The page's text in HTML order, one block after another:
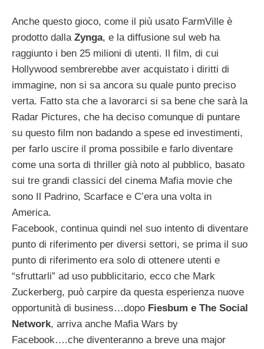
Anche questo gioco, come il più usato FarmVille è
prodotto dalla Zynga, e la diffusione sul web ha
raggiunto i ben 25 milioni di utenti. Il film, di cui
Hollywood sembrerebbe aver acquistato i diritti di
immagine, non si sa ancora su quale punto preciso
verta. Fatto sta che a lavorarci si sa bene che sarà la
Radar Pictures, che ha deciso comunque di puntare
su questo film non badando a spese ed investimenti,
per farlo uscire il proma possibile e farlo diventare
come una sorta di thriller già noto al pubblico, basato
sui tre grandi classici del cinema Mafia movie che
sono Il Padrino, Scarface e C’era una volta in
America.
Facebook, continua quindi nel suo intento di diventare
punto di riferimento per diversi settori, se prima il suo
punto di riferimento era solo di ottenere utenti e
“sfruttarli” ad uso pubblicitario, ecco che Mark
Zuckerberg, può carpire da questa esperienza nuove
opportunità di business…dopo Fiesbum e The Social
Network, arriva anche Mafia Wars by
Facebook….che diventeranno a breve una major